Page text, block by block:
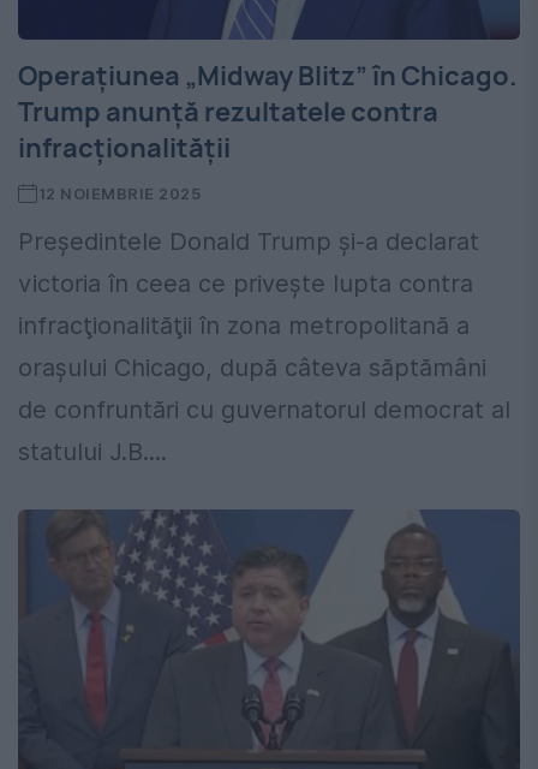
Operațiunea „Midway Blitz” în Chicago.
Trump anunță rezultatele contra
infracționalității
12 NOIEMBRIE 2025
Președintele Donald Trump și-a declarat
victoria în ceea ce privește lupta contra
infracţionalităţii în zona metropolitană a
orașului Chicago, după câteva săptămâni
de confruntări cu guvernatorul democrat al
statului J.B....